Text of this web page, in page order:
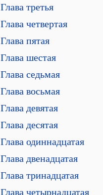
Глава третья
Глава четвертая
Глава пятая
Глава шестая
Глава седьмая
Глава восьмая
Глава девятая
Глава десятая
Глава одиннадцатая
Глава двенадцатая
Глава тринадцатая
Глава четырнадцатая